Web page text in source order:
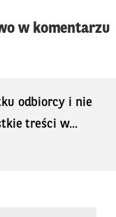
w komentarzu
odbiorcy i nie
treści w...